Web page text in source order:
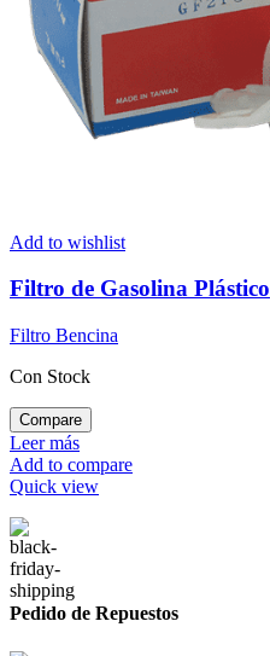
Add to wishlist
Filtro de Gasolina Plástico
Filtro Bencina
Con Stock
Compare
Leer más
Add to compare
Quick view
Pedido de Repuestos